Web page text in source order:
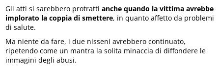
Gli atti si sarebbero protrattianche quando la vittima avrebbe
implorato la coppia di smettere, in quanto affetto da problemi
di salute.
Ma niente da fare, i due nisseni avrebbero continuato,
ripetendo come un mantra la solita minaccia di diffondere le
immagini degli abusi.